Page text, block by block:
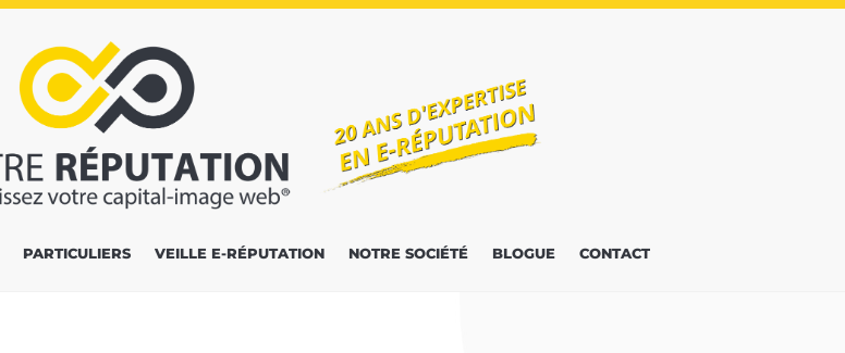
PARTICULIERS VEILLE E-RÉPUTATION NOTRE SOCIÉTÉ BLOGUE CONTACT